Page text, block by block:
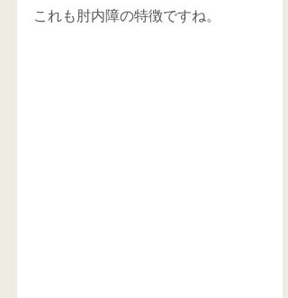
これも肘内障の特徴ですね。